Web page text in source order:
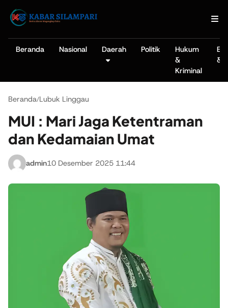
Beranda Nasional Daerah Politik
Hukum
&
Kriminal
&
Beranda/Lubuk Linggau
MUI : Mari Jaga Ketentraman
dan Kedamaian Umat
admin10 Desember 2025 11:44